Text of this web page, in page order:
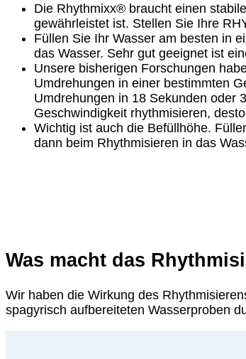
Die Rhythmixx® braucht einen
gewährleistet ist. Stellen Sie Ihre
Füllen Sie Ihr Wasser am besten in
das Wasser. Sehr gut geeignet ist
Unsere bisherigen Forschungen
Umdrehungen in einer bestimmten
Umdrehungen in 18 Sekunden oder
Geschwindigkeit rhythmisieren,
Wichtig ist auch die Befüllhöhe.
dann beim Rhythmisieren in das
Was macht das
Wir haben die Wirkung des
spagyrisch aufbereiteten Wasserproben